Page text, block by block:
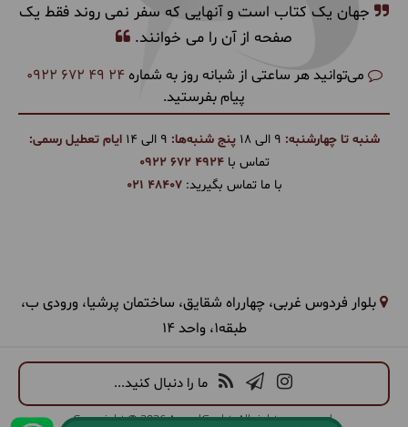
جهان یک کتاب است و آنهایی که سفر نمی روند فقط یک
صفحه از آن را می خوانند.
می‌توانید هر ساعتی از شبانه روز به شماره 0922 672 49 24
پیام بفرستید.
شنبه تا چهارشنبه: پنج شنبه‌ها:
ایام تعطیل رسمی:
تماس با0922 672 4924
با ما تماس بگیرید:021 48407
بلوار فردوس غربی، چهارراه شقایق، ساختمان پرشیا، ورودی ب،
طبقه1، واحد 14
ما را دنبال کنید...
Copyright © 2026 ArandGasht. All rights reserved.